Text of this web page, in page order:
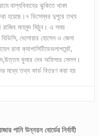
বাল্যবিবাহের ঝুকিতে থাকা
হয়েছে।৭ ডিসেম্বর দুপুরে তথ্য
রাজিব মাহমুদ মিঠুন। এ সময়
দেলোয়ার হোসেন ও জেলা
রানা ক্যাপাসিটিডেভলাপমেন্ট,
কুমার দেব অফিসার সেলপ।
মধ্যে তথ্য কার্ড বিতরণ করা হয়
পানি উন্নয়ন বোর্ডের নির্বাহী